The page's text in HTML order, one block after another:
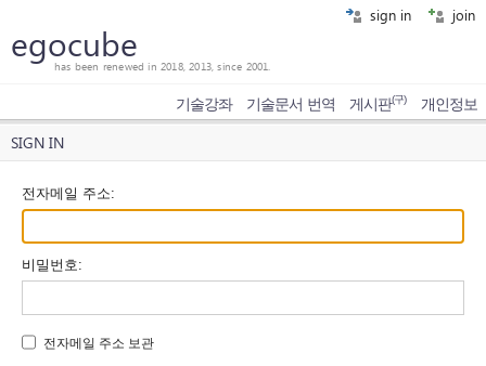
sign in join
egocube
has been renewed in 2018, 2013, since 2001.
기술강좌 기술문서 번역 게시판(구) 개인정보
SIGN IN
전자메일 주소:
비밀번호:
전자메일 주소 보관